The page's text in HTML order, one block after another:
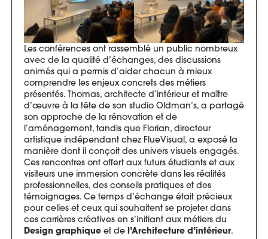
Les conférences ont rassemblé un public nombreux
avec de la qualité d’échanges, des discussions
animés qui a permis d’aider chacun à mieux
comprendre les enjeux concrets des métiers
présentés. Thomas, architecte d’intérieur et maître
d’œuvre à la tête de son studio Oldman’s, a partagé
son approche de la rénovation et de
l’aménagement, tandis que Florian, directeur
artistique indépendant chez FlueVisual, a exposé la
manière dont il conçoit des univers visuels engagés.
Ces rencontres ont offert aux futurs étudiants et aux
visiteurs une immersion concrète dans les réalités
professionnelles, des conseils pratiques et des
témoignages. Ce temps d’échange était précieux
pour celles et ceux qui souhaitent se projeter dans
ces carrières créatives en s’initiant aux métiers du
Design graphique et de l’Architecture d’intérieur.